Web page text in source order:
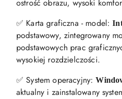
ostrość obrazu, wysoki
✅ Karta graficzna - model:
podstawowy, zintegrowany
podstawowych prac
wysokiej rozdzielczości.
✅ System operacyjny:
aktualny i zainstalowany